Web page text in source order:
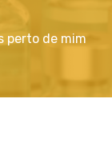
perto de mim